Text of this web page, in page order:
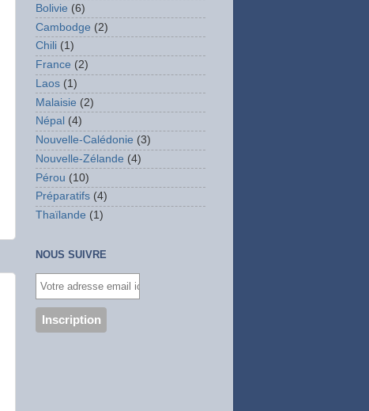
Bolivie (6)
Cambodge (2)
Chili (1)
France (2)
Laos (1)
Malaisie (2)
Népal (4)
Nouvelle-Calédonie (3)
Nouvelle-Zélande (4)
Pérou (10)
Préparatifs (4)
Thaïlande (1)
NOUS SUIVRE